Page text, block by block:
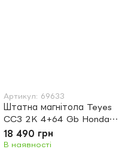
Артикул: 69633
Штатна магнітола Teyes
CC3 2K 4+64 Gb Honda
City 2008-2013 10"
18 490 грн
В наявності